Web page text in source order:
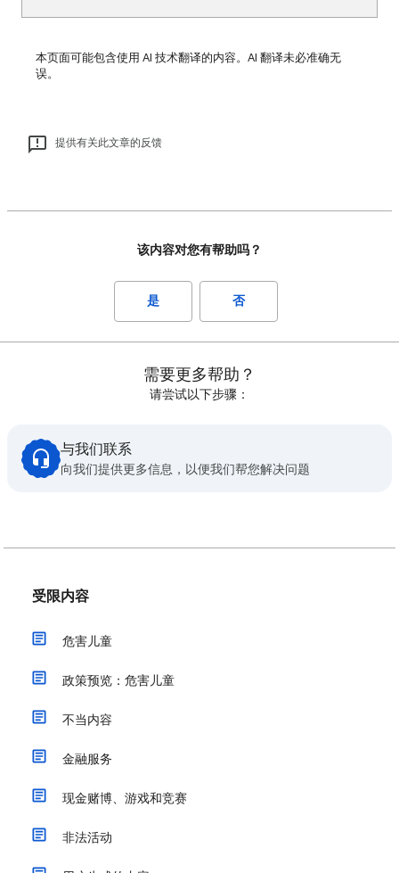
本页面可能包含使用 AI 技术翻译的内容。AI 翻译未必准确无
误。
提供有关此文章的反馈
该内容对您有帮助吗？
是 否
需要更多帮助？
请尝试以下步骤：
与我们联系
向我们提供更多信息，以便我们帮您解决问题
受限内容
危害儿童
政策预览：危害儿童
不当内容
金融服务
现金赌博、游戏和竞赛
非法活动